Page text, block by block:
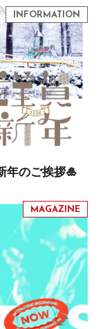
年のご挨拶🎍